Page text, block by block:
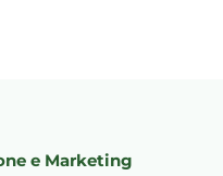
e Marketing